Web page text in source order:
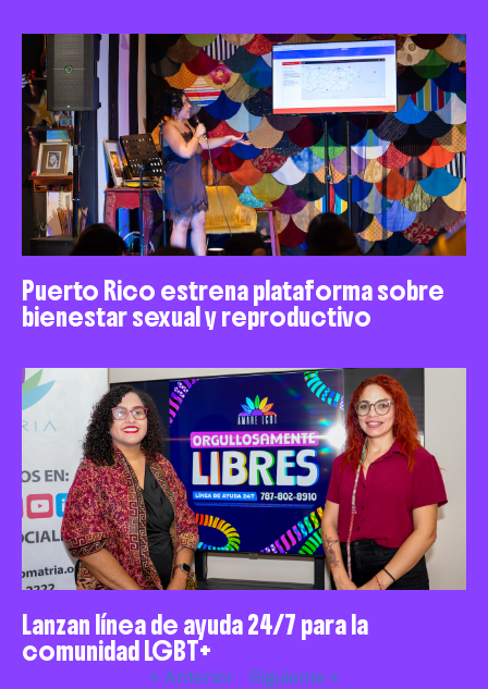
Puerto Rico estrena plataforma sobre
bienestar sexual y reproductivo
Lanzan línea de ayuda 24/7 para la
comunidad LGBT+
« Anterior Siguiente »